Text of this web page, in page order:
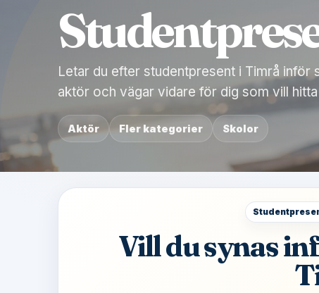
Letar du efter studentpresent i Timrå inför
aktör och vägar vidare för dig som vill
Aktör Fler kategorier Skolor
Vill du synas